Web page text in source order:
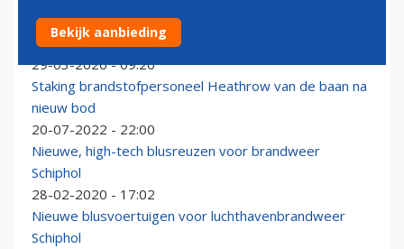
Eerbetoon in Montreal voor omgekomen Air Canada
piloot Antoine Forest
29-03-2026 - 09:20
Staking brandstofpersoneel Heathrow van de baan na
nieuw bod
20-07-2022 - 22:00
Nieuwe, high-tech blusreuzen voor brandweer
Schiphol
28-02-2020 - 17:02
Nieuwe blusvoertuigen voor luchthavenbrandweer
Schiphol
Bekijk aanbieding